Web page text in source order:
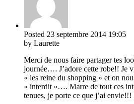
Posted 23 septembre 2014 19:05
by Laurette
Merci de nous faire partager tes
journée…. J’adore cette robe!! Je
« les reine du shopping » et on
« interdit »…. Marre de tout ces
tenues, je porte ce que j’ai